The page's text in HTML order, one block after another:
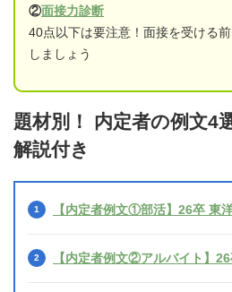
②面接力診断
40点以下は要注意！面接を受ける
しましょう
題材別！ 内定者の例文4
解説付き
【内定者例文①部活】26卒 東
【内定者例文②アルバイト】